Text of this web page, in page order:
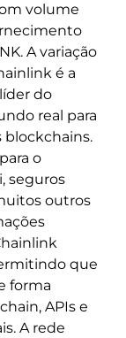
volume
A variação
é a
do
real para
o
seguros
outros
que
forma
APIs e
A rede